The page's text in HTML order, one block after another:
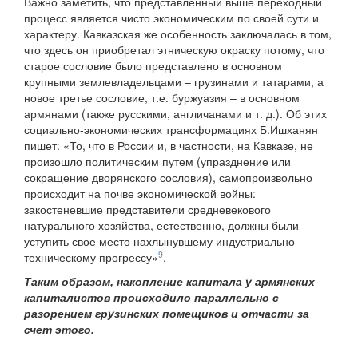
процесс является чисто экономическим по своей сути и
характеру. Кавказская же особенность заключалась в том,
что здесь он приобретал этническую окраску потому, что
старое сословие было представлено в основном
крупными землевладельцами – грузинами и татарами, а
новое третье сословие, т.е. буржуазия – в основном
армянами (также русскими, англичанами и т. д.). Об этих
социально-экономических трансформациях Б.Ишханян
пишет: «То, что в России и, в частности, на Кавказе, не
произошло политическим путем (упразднение или
сокращение дворянского сословия), самопроизвольно
происходит на почве экономической войны:
закостеневшие представители средневекового
натурального хозяйства, естественно, должны были
уступить свое место нахлынувшему индустриально-
техническому прогрессу»9.
Таким образом, накопление капитала у армянских
капиталистов происходило параллельно с
разорением грузинских помещиков и отчасти за
счет этого.